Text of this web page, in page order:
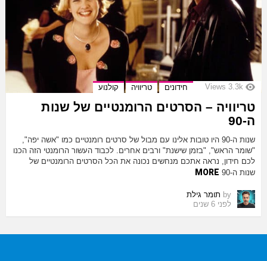
3.3k
Views חידונים טריוויה קולנוע
טריוויה – הסרטים הרומנטיים של שנות
ה-90
שנות ה-90 היו טובות אלינו עם מבול של סרטים רומנטיים כמו "אשה יפה",
"שומר הראש", "בזמן שישנת" ורבים אחרים. לכבוד העשור הרומנטי הזה הכנו
לכם חידון, נראה אתכם מנחשים נכונה את הכל הסרטים הרומנטיים של
שנות ה-90
MORE
by תומר גילת
לפני 6 שנים